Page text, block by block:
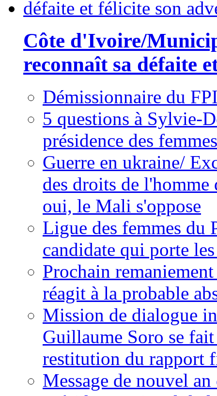
Côte d'Ivoire/
reconnaît sa défaite
Démissionnaire du
5 questions à Sylvie-
présidence des
Guerre en ukraine/
des droits de
oui, le Mali s'oppose
Ligue des femmes du
candidate qui porte
Prochain
réagit à la probable
Mission de dialogue
Guillaume Soro se
restitution du rapport
Message de nouvel